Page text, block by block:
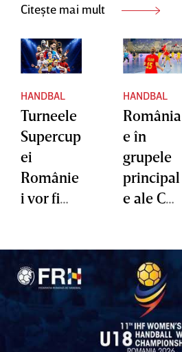
Citește mai mult
HANDBAL
Turneele
Supercup
ei
Românie
i vor fi
în
perioada
august
HANDBAL
România
e în
grupele
principal
e ale CM
categoric
cu
Kazahsta
n